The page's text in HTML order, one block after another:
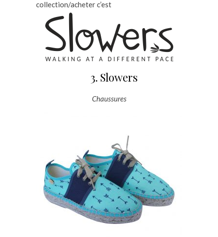
collection/acheter c’est
3. Slowers
Chaussures